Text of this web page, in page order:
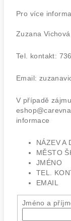
Pro více
Zuzana Vichová
Tel. kontakt:
Email:
V případě
informace
NÁZEV A
MĚSTO
JMÉNO
TEL.
EMAIL
Jméno a